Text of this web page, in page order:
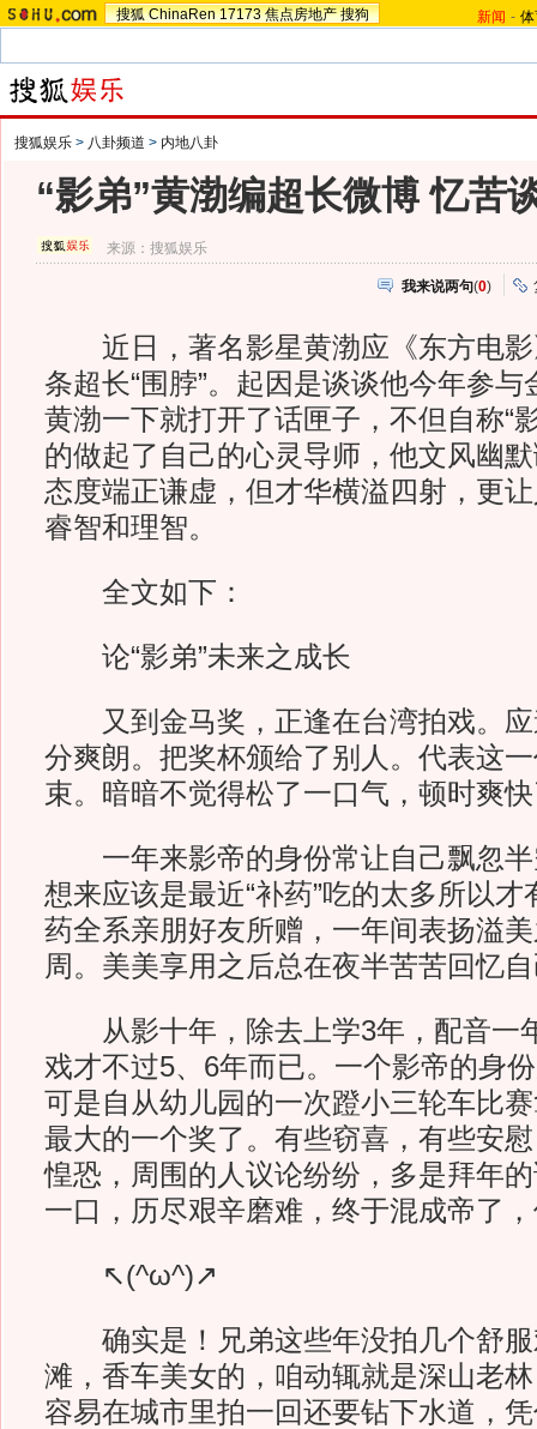
搜狐 ChinaRen 17173 焦点房地产 搜狗 新闻 -
搜狐娱乐 > 八卦频道 > 内地八卦
“影弟”黄渤编超长微博 忆苦
来源：搜狐娱乐
我来说两句(0)
近日，著名影星黄渤应《东方电影
条超长“围脖”。起因是谈谈他今年参
黄渤一下就打开了话匣子，不但自称“
的做起了自己的心灵导师，他文风幽
态度端正谦虚，但才华横溢四射，更
睿智和理智。
全文如下：
论“影弟”未来之成长
又到金马奖，正逢在台湾拍戏。应
分爽朗。把奖杯颁给了别人。代表这
束。暗暗不觉得松了一口气，顿时爽
一年来影帝的身份常让自己飘忽半
想来应该是最近“补药”吃的太多所以
药全系亲朋好友所赠，一年间表扬溢
周。美美享用之后总在夜半苦苦回忆
从影十年，除去上学3年，配音一
戏才不过5、6年而已。一个影帝的身
可是自从幼儿园的一次蹬小三轮车比
最大的一个奖了。有些窃喜，有些安
惶恐，周围的人议论纷纷，多是拜年
一口，历尽艰辛磨难，终于混成帝了
↖(^ω^)↗
确实是！兄弟这些年没拍几个舒服
滩，香车美女的，咱动辄就是深山老
容易在城市里拍一回还要钻下水道，